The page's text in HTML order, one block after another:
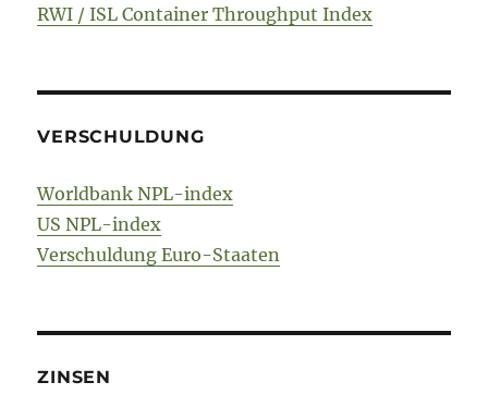
RWI / ISL Container Throughput Index
VERSCHULDUNG
Worldbank NPL-index
US NPL-index
Verschuldung Euro-Staaten
ZINSEN